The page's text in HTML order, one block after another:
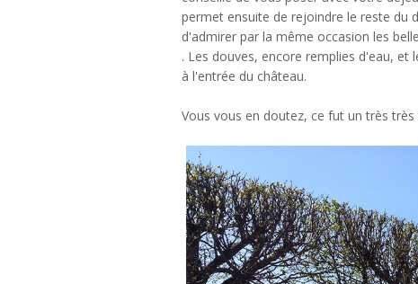
permet ensuite de rejoindre le reste du
d'admirer par la même occasion les
. Les douves, encore remplies d'eau,
à l'entrée du château.
Vous vous en doutez, ce fut un très